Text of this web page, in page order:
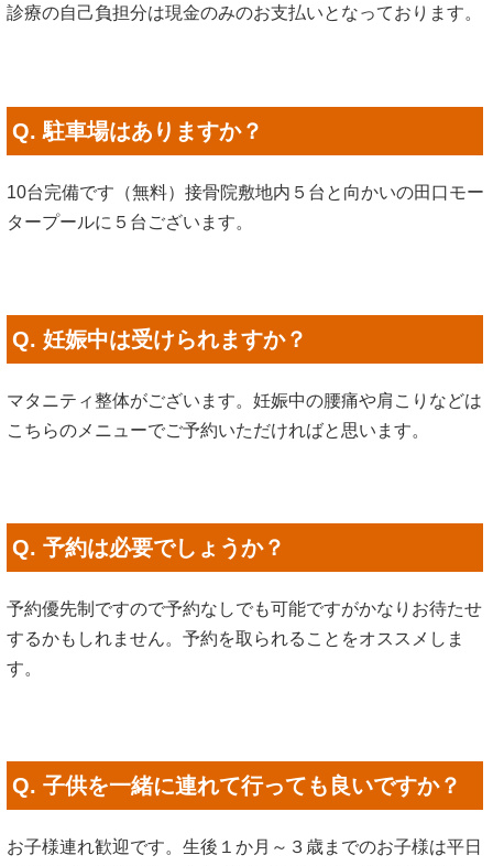
診療の自己負担分は現金のみのお支払いとなっております。
Q. 駐車場はありますか？
10台完備です（無料）接骨院敷地内５台と向かいの田口モー
タープールに５台ございます。
Q. 妊娠中は受けられますか？
マタニティ整体がございます。妊娠中の腰痛や肩こりなどは
こちらのメニューでご予約いただければと思います。
Q. 予約は必要でしょうか？
予約優先制ですので予約なしでも可能ですがかなりお待たせ
するかもしれません。予約を取られることをオススメしま
す。
Q. 子供を一緒に連れて行っても良いですか？
お子様連れ歓迎です。生後１か月～３歳までのお子様は平日